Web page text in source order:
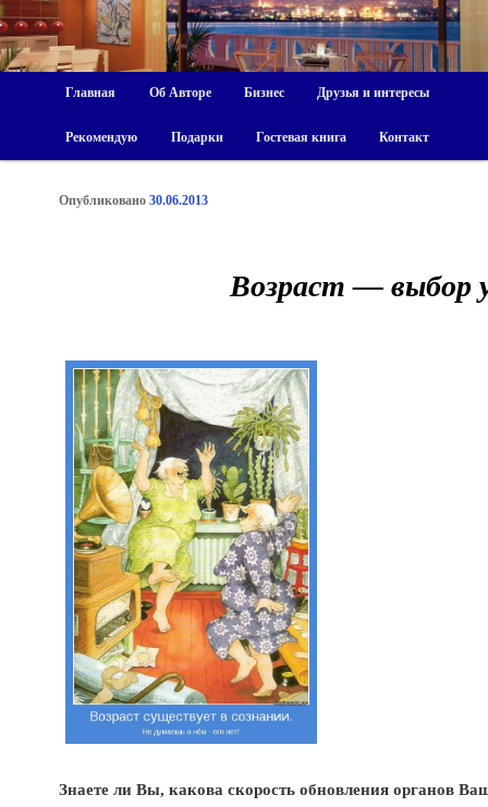
Главная Об Авторе Бизнес Друзья и интересы
Рекомендую Подарки Гостевая книга Контакт
Возраст — выбор
Опубликовано 30.06.2013
Знаете ли Вы, какова скорость обновления органов